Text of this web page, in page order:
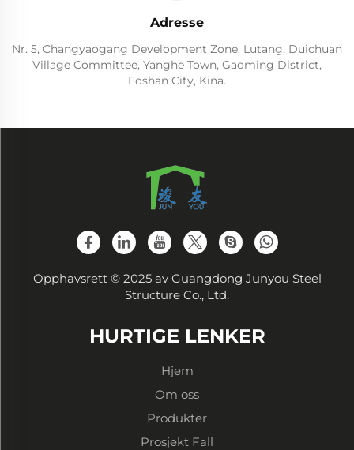
Adresse
Nr. 5, Changyaogang Development Zone, Lutang, Duichuan
Village Committee, Yanghe Town, Gaoming District,
Foshan City, Kina.
Opphavsrett © 2025 av Guangdong Junyou Steel
Structure Co., Ltd.
HURTIGE LENKER
Hjem
Om oss
Produkter
Prosjekt Fall